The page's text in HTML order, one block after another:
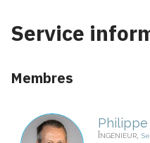
Service
Membres
Philippe
Ingénieur,